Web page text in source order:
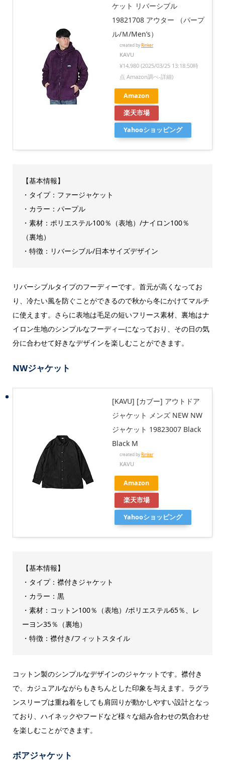
ケット リバーシブル
19821708 アウター （パープ
ル/Ｍ/Men’s）
created byRinker
KAVU
¥14,980 (2025/03/25 13:18:50時
点 Amazon調べ-詳細)
Amazon
楽天市場
Yahooショッピング
【基本情報】
・タイプ：ファージャケット
・カラー：パープル
・素材：ポリエステル100％（表地）/ナイロン100％
（裏地）
・特徴：リバーシブル/日本サイズデザイン
リバーシブルタイプのフーディーです。首元が高くなってお
り、冷たい風を防ぐことができるので秋から冬にかけてマルチ
に使えます。さらに表地は毛足の短いフリース素材、裏地はナ
イロン生地のシンプルなフーディ―になっており、その日の気
分に合わせて好きなデザインを楽しむことができます。
NWジャケット
[KAVU] [カブー] アウトドア
ジャケット メンズ NEW NW
ジャケット 19823007 Black
Black M
created byRinker
KAVU
Amazon
楽天市場
Yahooショッピング
【基本情報】
・タイプ：襟付きジャケット
・カラー：黒
・素材：コットン100％（表地）/ポリエステル65％、レ
ーヨン35％（裏地）
・特徴：襟付き/フィットスタイル
コットン製のシンプルなデザインのジャケットです。襟付き
で、カジュアルながらもきちんとした印象を与えます。ラグラ
ンスリーブは重ね着をしても肩回りが動かしやすい設計となっ
ており、ハイネックやフードなど様々な組み合わせの気合わせ
を楽しむことができます。
ボアジャケット